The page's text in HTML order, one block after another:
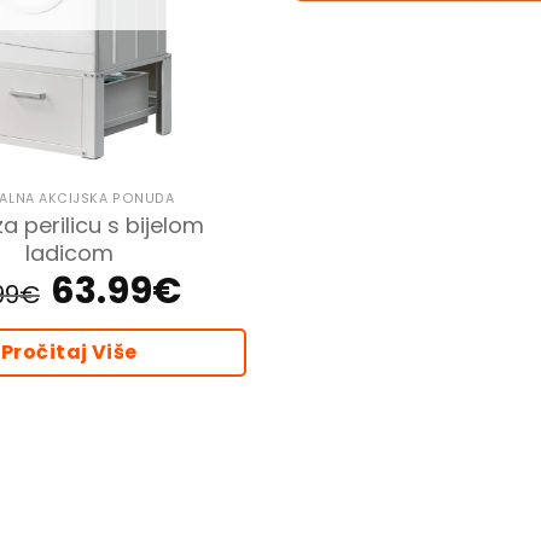
AKCIJSKA PONUDA
perilicu s bijelom
ladicom
€ Izvorna
cijena
je:
79.99€.
63.99€Trenutna
cijena
63.99€.
Pročitaj Više